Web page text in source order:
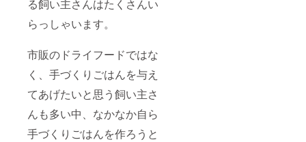
る飼い主さんはたくさんい
らっしゃいます。
市販のドライフードではな
く、手づくりごはんを与え
てあげたいと思う飼い主さ
んも多い中、なかなか自ら
手づくりごはんを作ろうと